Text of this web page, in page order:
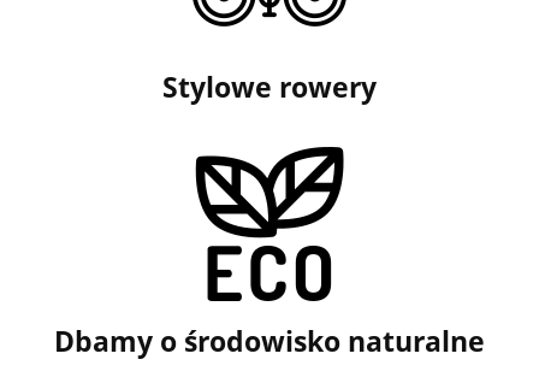
Stylowe rowery
Dbamy o środowisko naturalne